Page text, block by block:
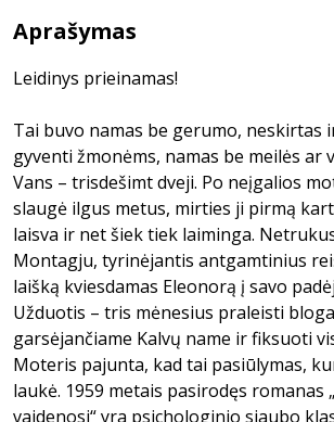
Aprašymas
Leidinys prieinamas!
Tai buvo namas be gerumo, neskirtas
gyventi žmonėms, namas be meilės ar
Vans – trisdešimt dveji. Po neįgalios
slaugė ilgus metus, mirties ji pirmą
laisva ir net šiek tiek laiminga.
Montagju, tyrinėjantis antgamtinius
laišką kviesdamas Eleonorą į savo
Užduotis – tris mėnesius praleisti
garsėjančiame Kalvų name ir fiksuoti
Moteris pajunta, kad tai pasiūlymas,
laukė. 1959 metais pasirodęs romanas
vaidenosi“ yra psichologinio siaubo